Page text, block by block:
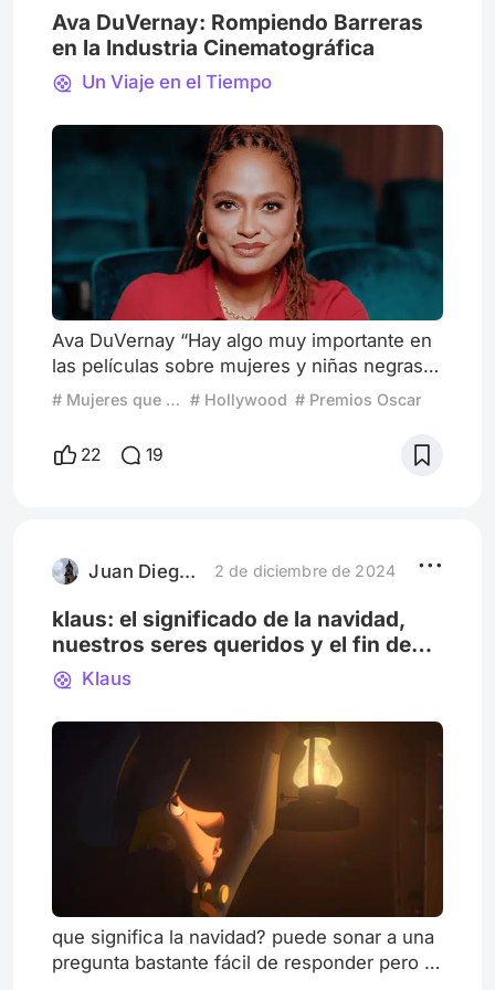
Ava DuVernay: Rompiendo Barreras
en la Industria Cinematográfica
Un Viaje en el Tiempo
Ava DuVernay “Hay algo muy importante en
las películas sobre mujeres y niñas negras
hechas por mujeres negras. Es una
perspectiva diferente. Es un reflejo en lugar
de una interpretación.” Ava DuVernay dijo
esta frase en una entrevista con Kam
las historias de mujeres y niñas ne
# Mujeres que revolucionaron el cine # Hollywood # Premios Oscar
22 19
Juan Diego Fernandez Cañon 2 de diciembre de 2024
klaus: el significado de la navidad,
nuestros seres queridos y el fin de
un año
Klaus
que significa la navidad? puede sonar a una
pregunta bastante fácil de responder pero lo